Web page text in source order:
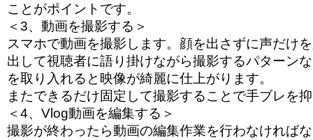
ことがポイントです。
＜3、動画を撮影する＞
スマホで動画を撮影します。顔を出さずに声だけ
出して視聴者に語り掛けながら撮影するパターン
を取り入れると映像が綺麗に仕上がります。
またできるだけ固定して撮影することで手ブレを
＜4、Vlog動画を編集する＞
撮影が終わったら動画の編集作業を行わなければ